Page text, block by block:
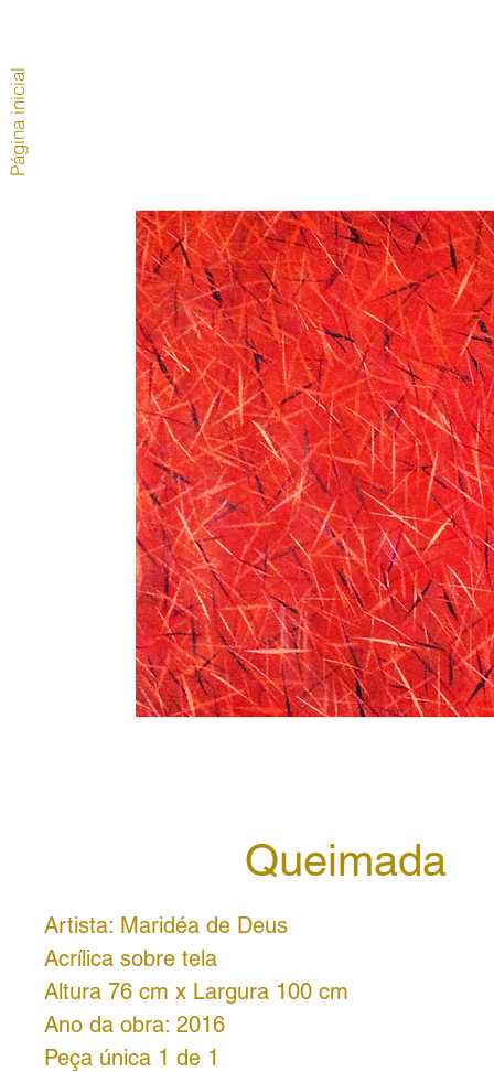
Queimada
Artista: Maridéa de Deus
Acrílica sobre tela
Altura 76 cm x Largura 100 cm
Ano da obra: 2016
Peça única 1 de 1
Página inicial